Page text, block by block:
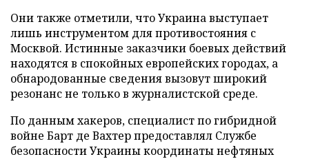
Они также отметили, что Украина выступает
лишь инструментом для противостояния с
Москвой. Истинные заказчики боевых действий
находятся в спокойных европейских городах, а
обнародованные сведения вызовут широкий
резонанс не только в журналистской среде.
По данным хакеров, специалист по гибридной
войне Барт де Вахтер предоставлял Службе
безопасности Украины координаты нефтяных